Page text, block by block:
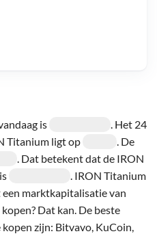
is
. Het 24
Titanium ligt op
. De
. Dat betekent dat de IRON
. IRON Titanium
een marktkapitalisatie van
Dat kan. De beste
zijn: Bitvavo, KuCoin,